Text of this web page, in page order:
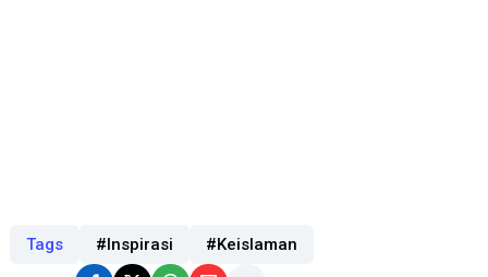
Tags #Inspirasi #Keislaman